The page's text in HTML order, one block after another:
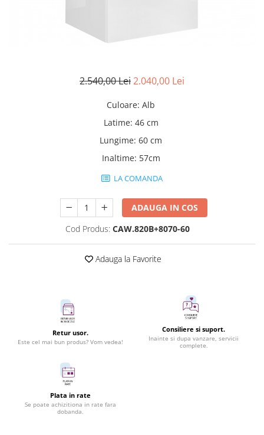
2.540,00 Lei2.040,00 Lei
Culoare: Alb
Latime: 46 cm
Lungime: 60 cm
Inaltime: 57cm
LA COMANDA
ADAUGA IN COS
Cod Produs: CAW.820B+8070-60
Adauga la Favorite
Retur usor.
Este cel mai bun produs? Vom vedea!
Consiliere si suport.
Inainte si dupa vanzare, servicii
complete.
Plata in rate
Se poate achizitiona in rate fara
dobanda.